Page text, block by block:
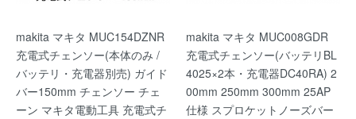
makita マキタ MUC154DZNR
充電式チェンソー(本体のみ /
バッテリ・充電器別売) ガイド
バー150mm チェンソー チェ
ーン マキタ電動工具 充電式チ
makita マキタ MUC008GDR
充電式チェンソー(バッテリBL
4025×2本・充電器DC40RA) 2
00mm 250mm 300mm 25AP
仕様 スプロケットノーズバー